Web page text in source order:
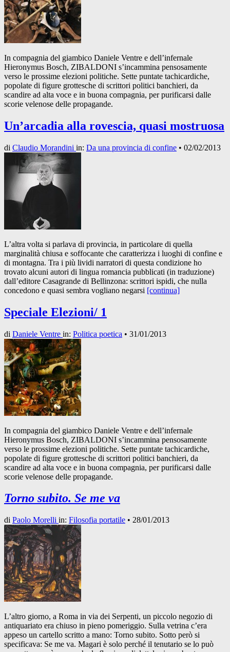
In compagnia del giambico Daniele Ventre e dell’infernale
Hieronymus Bosch, ZIBALDONI s’incammina pensosamente
verso le prossime elezioni politiche. Sette puntate tachicardiche,
popolate di figure grottesche di scrittori politici banchieri, da
scandire ad alta voce e in buona compagnia, per purificarsi dalle
scorie velenose delle propagande.
Un’arcadia alla rovescia, quasi mostruosa
di Claudio Morandini in: Da una provincia di confine • 02/02/2013
L’altra volta si parlava di provincia, in particolare di quella
marginalità chiusa e soffocante che caratterizza i luoghi di confine e
di montagna. Tra i più lividi narratori di questa condizione ho
trovato alcuni autori di lingua romancia pubblicati (in traduzione)
dall’editore Casagrande di Bellinzona: scrittori ispidi, che nulla
concedono e quasi sembra vogliano negarsi [continua]
Speciale Elezioni/ 1
di Daniele Ventre in: Politica poetica • 31/01/2013
In compagnia del giambico Daniele Ventre e dell’infernale
Hieronymus Bosch, ZIBALDONI s’incammina pensosamente
verso le prossime elezioni politiche. Sette puntate tachicardiche,
popolate di figure grottesche di scrittori politici banchieri, da
scandire ad alta voce e in buona compagnia, per purificarsi dalle
scorie velenose delle propagande.
Torno subito. Se me va
di Paolo Morelli in: Filosofia portatile • 28/01/2013
L’altro giorno, a Roma in via dei Serpenti, un piccolo negozio di
antiquariato era chiuso in pieno pomeriggio. Sulla vetrina c’era
appeso un cartello scritto a mano: Torno subito. Sotto però si
specificava: Se me va. Magari è solo perché il tenutario se lo può